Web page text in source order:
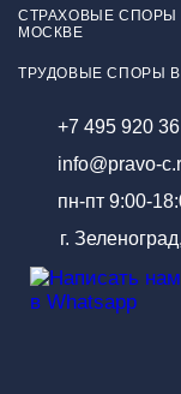
СТРАХОВЫЕ СПОРЫ
МОСКВЕ
ТРУДОВЫЕ СПОРЫ
+7 495 920
info@pravo-
пн-пт 9:00-
г.